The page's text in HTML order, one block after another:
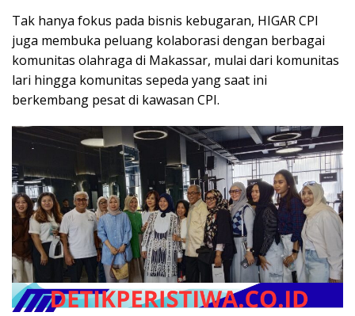
Tak hanya fokus pada bisnis kebugaran, HIGAR CPI
juga membuka peluang kolaborasi dengan berbagai
komunitas olahraga di Makassar, mulai dari komunitas
lari hingga komunitas sepeda yang saat ini
berkembang pesat di kawasan CPI.